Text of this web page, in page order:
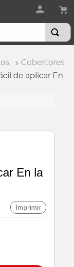
Cobertores
de aplicar En
En la
Imprimir